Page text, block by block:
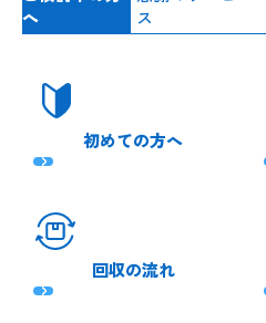
へ
ス
初めての方へ
回収の流れ